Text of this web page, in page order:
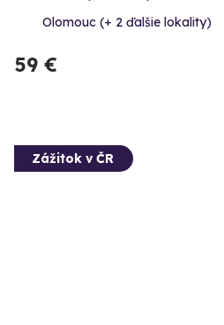
Olomouc (+ 2 ďalšie lokality)
59 €
Zážitok v ČR